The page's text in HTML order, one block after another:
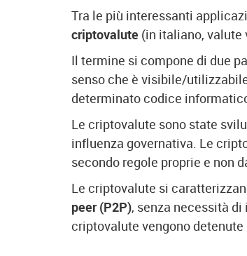
Tra le più interessanti
criptovalute (in italiano, valute
Il termine si compone di due
senso che è visibile/
determinato codice
Le criptovalute sono state
influenza governativa. Le
secondo regole proprie e non
Le criptovalute si
peer (P2P), senza necessità
criptovalute vengono